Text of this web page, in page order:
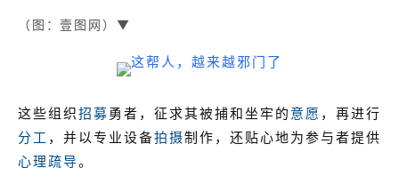
（图：壹图网）▼
这些组织招募勇者，征求其被捕和坐牢的 意愿 ，再进行
分工 ，并以专业设备拍摄制作，还贴心地为参与者提供
心理疏导。